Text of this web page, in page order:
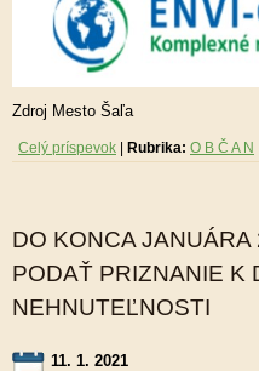
Zdroj Mesto Šaľa
Celý príspevok Rubrika: O B Č A N
DO KONCA
PODAŤ PRIZNANIE K
NEHNUTEĽNOSTI
11. 1. 2021